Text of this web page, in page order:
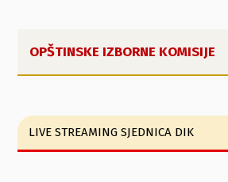
OPŠTINSKE IZBORNE KOMISIJE
LIVE STREAMING SJEDNICA DIK